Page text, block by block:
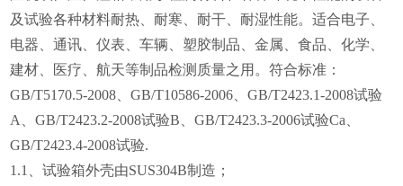
及试验各种材料耐热、耐寒、耐干、耐湿性能。适合电子、
电器、通讯、仪表、车辆、塑胶制品、金属、食品、化学、
建材、医疗、航天等制品检测质量之用。符合标准：
GB/T5170.5-2008、GB/T10586-2006、GB/T2423.1-2008试验
A、GB/T2423.2-2008试验B、GB/T2423.3-2006试验Ca、
GB/T2423.4-2008试验.
1.1、试验箱外壳由SUS304B制造；